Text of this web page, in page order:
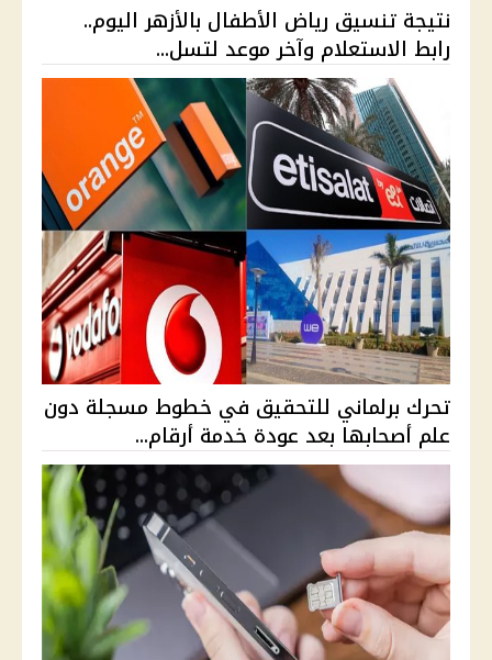
نتيجة تنسيق رياض الأطفال بالأزهر اليوم..
رابط الاستعلام وآخر موعد لتسل...
تحرك برلماني للتحقيق في خطوط مسجلة دون
علم أصحابها بعد عودة خدمة أرقام...